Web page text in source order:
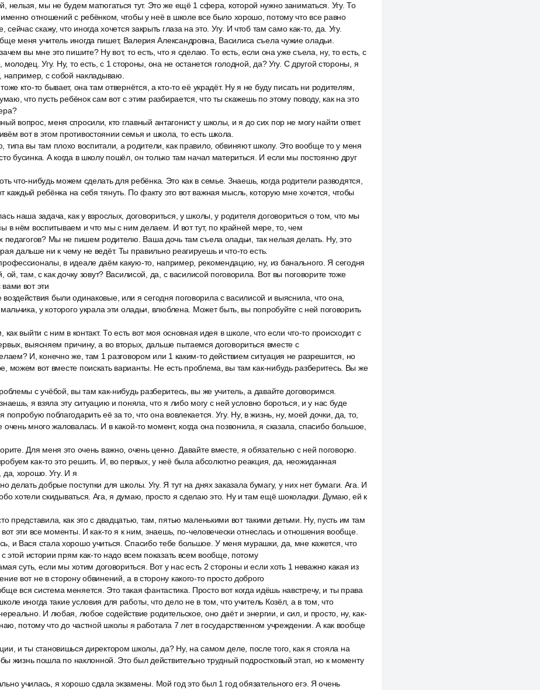
нельзя, мы не будем матюгаться тут. Это же ещё 1 сфера, которой нужно заниматься. Угу. То
отношений с ребёнком, чтобы у неё в школе все было хорошо, потому что все равно
сейчас скажу, что иногда хочется закрыть глаза на это. Угу. И чтоб там само как-то, да. Угу.
меня учитель иногда пишет, Валерия Александровна, Василиса съела чужие оладьи.
вы мне это пишите? Ну вот, то есть, что я сделаю. То есть, если она уже съела, ну, то есть, с
Угу. Ну, то есть, с 1 стороны, она не останется голодной, да? Угу. С другой стороны, я
например, с собой накладываю.
кто-то бывает, она там отвернётся, а кто-то её украдёт. Ну я не буду писать ни родителям,
что пусть ребёнок сам вот с этим разбирается, что ты скажешь по этому поводу, как на это
вопрос, меня спросили, кто главный антагонист у школы, и я до сих пор не могу найти ответ.
вот в этом противостоянии семья и школа, то есть школа.
типа вы там плохо воспитали, а родители, как правило, обвиняют школу. Это вообще то у меня
бусинка. А когда в школу пошёл, он только там начал материться. И если мы постоянно друг
что-нибудь можем сделать для ребёнка. Это как в семье. Знаешь, когда родители разводятся,
каждый ребёнка на себя тянуть. По факту это вот важная мысль, которую мне хочется, чтобы
наша задача, как у взрослых, договориться, у школы, у родителя договориться о том, что мы
в нём воспитываем и что мы с ним делаем. И вот тут, по крайней мере, то, чем
педагогов? Мы не пишем родителю. Ваша дочь там съела оладьи, так нельзя делать. Ну, это
дальше ни к чему не ведёт. Ты правильно реагируешь и что-то есть.
в идеале даём какую-то, например, рекомендацию, ну, из банального. Я сегодня
ой, там, с как дочку зовут? Василисой, да, с василисой поговорила. Вот вы поговорите тоже
вот эти
воздействия были одинаковые, или я сегодня поговорила с василисой и выяснила, что она,
мальчика, у которого украла эти оладьи, влюблена. Может быть, вы попробуйте с ней поговорить
как выйти с ним в контакт. То есть вот моя основная идея в школе, что если что-то происходит с
выясняем причину, а во вторых, дальше пытаемся договориться вместе с
И, конечно же, там 1 разговором или 1 каким-то действием ситуация не разрешится, но
можем вот вместе поискать варианты. Не есть проблема, вы там как-нибудь разберитесь. Вы же
с учёбой, вы там как-нибудь разберитесь, вы же учитель, а давайте договоримся.
я взяла эту ситуацию и поняла, что я либо могу с ней условно бороться, и у нас буде
попробую поблагодарить её за то, что она вовлекается. Угу. Ну, в жизнь, ну, моей дочки, да, то,
много жаловалась. И в какой-то момент, когда она позвонила, я сказала, спасибо большое,
Для меня это очень важно, очень ценно. Давайте вместе, я обязательно с ней поговорю.
как-то это решить. И, во первых, у неё была абсолютно реакция, да, неожиданная
да, хорошо. Угу. И я
делать добрые поступки для школы. Угу. Я тут на днях заказала бумагу, у них нет бумаги. Ага. И
хотели скидываться. Ага, я думаю, просто я сделаю это. Ну и там ещё шоколадки. Думаю, ей к
представила, как это с двадцатью, там, пятью маленькими вот такими детьми. Ну, пусть им там
эти все моменты. И как-то я к ним, знаешь, по-человечески отнеслась и отношения вообще.
и Вася стала хорошо учиться. Спасибо тебе большое. У меня мурашки, да, мне кажется, что
с этой истории прям как-то надо всем показать всем вообще, потому
суть, если мы хотим договориться. Вот у нас есть 2 стороны и если хоть 1 неважно какая из
вот не в сторону обвинений, а в сторону какого-то просто доброго
вся система меняется. Это такая фантастика. Просто вот когда идёшь навстречу, и ты права
иногда такие условия для работы, что дело не в том, что учитель Козёл, а в том, что
И любая, любое содействие родительское, оно даёт и энергии, и сил, и просто, ну, как-
потому что до частной школы я работала 7 лет в государственном учреждении. А как вообще
и ты становишься директором школы, да? Ну, на самом деле, после того, как я стояла на
жизнь пошла по наклонной. Это был действительно трудный подростковый этап, но к моменту
училась, я хорошо сдала экзамены. Мой год это был 1 год обязательного егэ. Я очень